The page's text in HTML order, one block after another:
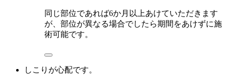
同じ部位であれば6か月以上あけていただきます
が、部位が異なる場合でしたら期間をあけずに施
術可能です。
しこりが心配です。